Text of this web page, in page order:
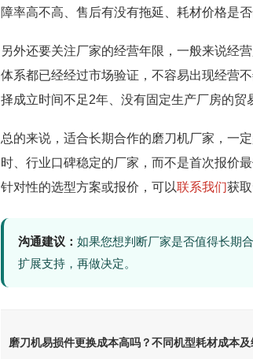
障率高不高、售后有没有拖延、耗材价格是否
另外还要关注厂家的经营年限，一般来说经
体系都已经经过市场验证，不容易出现经营
择成立时间不足2年、没有固定生产厂房的贸
总的来说，适合长期合作的磨刀机厂家，一
时、行业口碑稳定的厂家，而不是首次报价
针对性的选型方案或报价，可以联系我们获
沟通建议： 如果您想判断厂家是否值得长期
扩展支持，再做决定。
磨刀机易损件更换成本高吗？不同机型耗材成本